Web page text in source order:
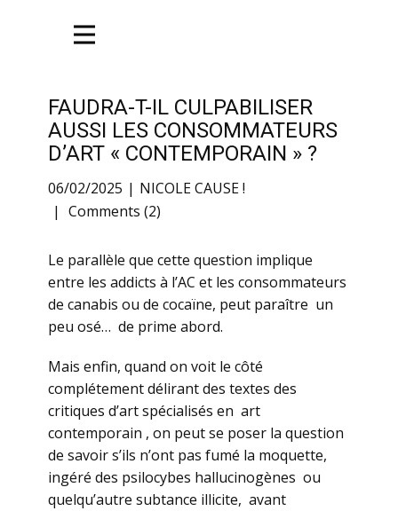
FAUDRA-T-IL CULPABILISER
AUSSI LES CONSOMMATEURS
D’ART « CONTEMPORAIN » ?
06/02/2025
NICOLE CAUSE !
Comments (2)
Le parallèle que cette question implique
entre les addicts à l’AC et les consommateurs
de canabis ou de cocaïne, peut paraître un
peu osé… de prime abord.
Mais enfin, quand on voit le côté
complétement délirant des textes des
critiques d’art spécialisés en art
contemporain , on peut se poser la question
de savoir s’ils n’ont pas fumé la moquette,
ingéré des psilocybes hallucinogènes ou
quelqu’autre subtance illicite, avant